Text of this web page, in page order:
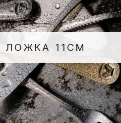
ЛОЖКА 11СМ